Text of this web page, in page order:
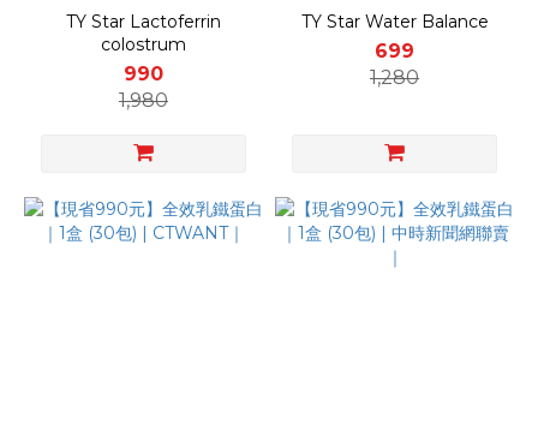
TY Star Lactoferrin
colostrum
990
1,980
TY Star Water Balance
699
1,280